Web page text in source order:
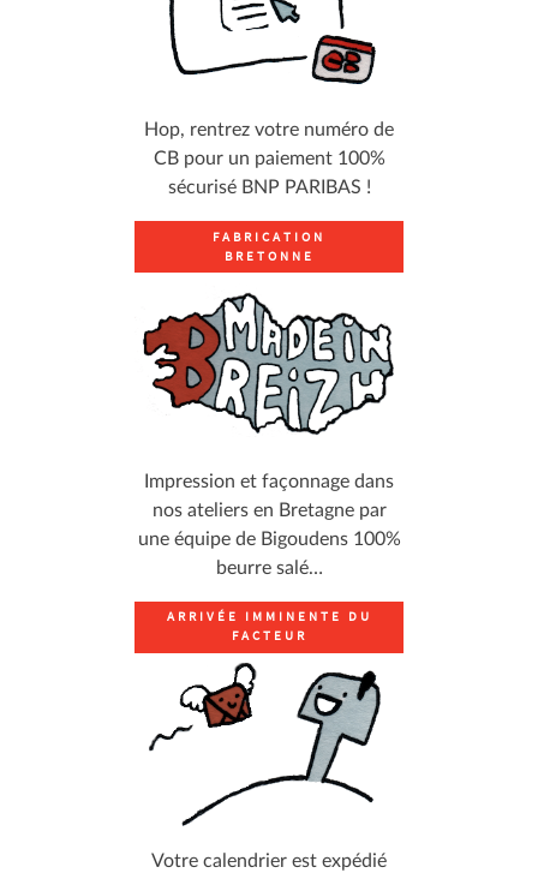
Hop, rentrez votre numéro de
CB pour un paiement 100%
sécurisé BNP PARIBAS !
FABRICATION
BRETONNE
Impression et façonnage dans
nos ateliers en Bretagne par
une équipe de Bigoudens 100%
beurre salé…
ARRIVÉE IMMINENTE DU
FACTEUR
Votre calendrier est expédié